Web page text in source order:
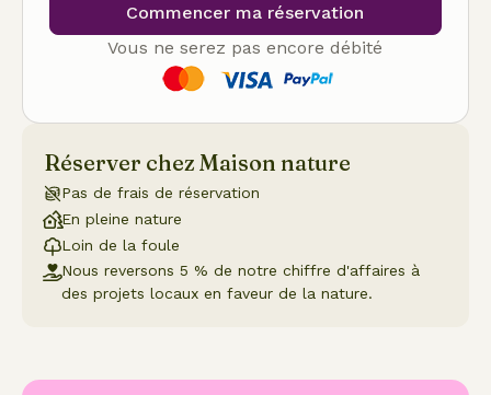
Commencer ma réservation
Vous ne serez pas encore débité
Réserver chez Maison nature
Pas de frais de réservation
En pleine nature
Loin de la foule
Nous reversons 5 % de notre chiffre d'affaires à
des projets locaux en faveur de la nature.